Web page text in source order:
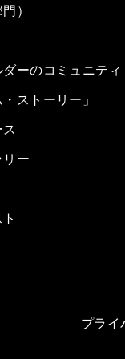
）
ーのコミュニティ
ストーリー」
リー
プライ